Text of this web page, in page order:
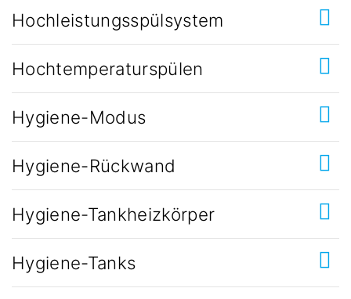
Hochleistungsspülsystem
Hochtemperaturspülen
Hygiene-Modus
Hygiene-Rückwand
Hygiene-Tankheizkörper
Hygiene-Tanks